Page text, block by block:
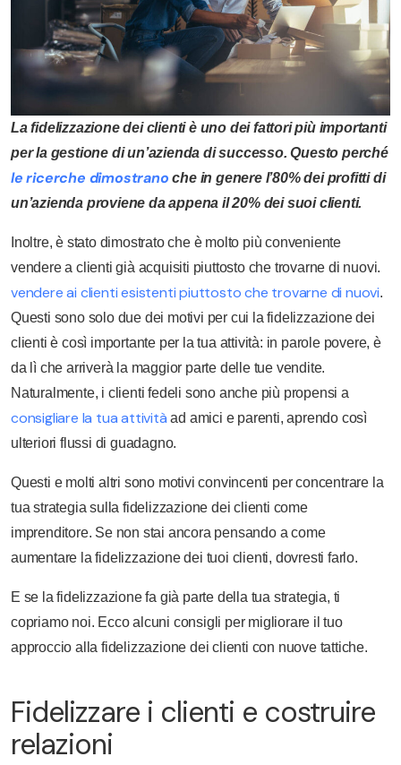
La fidelizzazione dei clienti è uno dei fattori più importanti
per la gestione di un’azienda di successo. Questo perché
le ricerche dimostrano che in genere l’80% dei profitti di
un’azienda proviene da appena il 20% dei suoi clienti.
Inoltre, è stato dimostrato che è molto più conveniente
vendere a clienti già acquisiti piuttosto che trovarne di nuovi.
vendere ai clienti esistenti piuttosto che trovarne di nuovi.
Questi sono solo due dei motivi per cui la fidelizzazione dei
clienti è così importante per la tua attività: in parole povere, è
da lì che arriverà la maggior parte delle tue vendite.
Naturalmente, i clienti fedeli sono anche più propensi a
consigliare la tua attività ad amici e parenti, aprendo così
ulteriori flussi di guadagno.
Questi e molti altri sono motivi convincenti per concentrare la
tua strategia sulla fidelizzazione dei clienti come
imprenditore. Se non stai ancora pensando a come
aumentare la fidelizzazione dei tuoi clienti, dovresti farlo.
E se la fidelizzazione fa già parte della tua strategia, ti
copriamo noi. Ecco alcuni consigli per migliorare il tuo
approccio alla fidelizzazione dei clienti con nuove tattiche.
Fidelizzare i clienti e costruire
relazioni